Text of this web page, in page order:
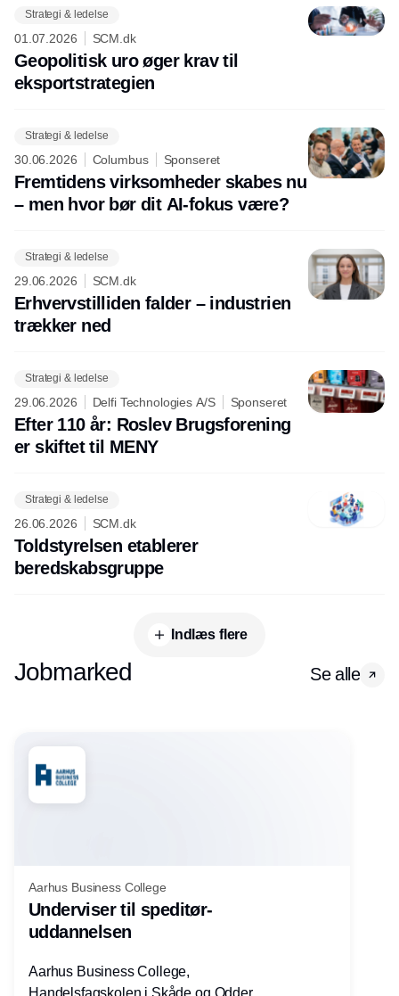
Strategi & ledelse
01.07.2026 SCM.dk
Geopolitisk uro øger krav til
eksportstrategien
Strategi & ledelse
30.06.2026 Columbus Sponseret
Fremtidens virksomheder skabes nu
– men hvor bør dit AI-fokus være?
Strategi & ledelse
29.06.2026 SCM.dk
Erhvervstilliden falder – industrien
trækker ned
Strategi & ledelse
29.06.2026 Delfi Technologies A/S Sponseret
Efter 110 år: Roslev Brugsforening
er skiftet til MENY
Strategi & ledelse
26.06.2026 SCM.dk
Toldstyrelsen etablerer
beredskabsgruppe
Indlæs flere
Jobmarked Se alle
Aarhus Business College
Underviser til speditør-
uddannelsen
Aarhus Business College,
Handelsfagskolen i Skåde og Odder